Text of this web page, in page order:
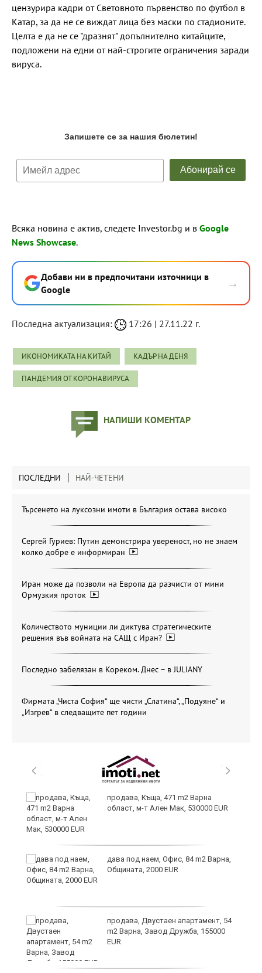
цензурира кадри от Световното първенство по футбол в
Катар, за да не се виждат лица без маски по стадионите.
Целта е да не се "дразнят" допълнително китайците,
подложени на едни от най-строгите ограничения заради
вируса.
Всяка новина е актив, следете Investor.bg и в Google
News Showcase.
Добави ни в предпочитани източници в
Google
→
Последна актуализация: 17:26 | 27.11.22 г.
ИКОНОМИКАТА НА КИТАЙ КАДЪР НА ДЕНЯ
ПАНДЕМИЯ ОТ КОРОНАВИРУСА
НАПИШИ КОМЕНТАР
ПОСЛЕДНИ НАЙ-ЧЕТЕНИ
Търсенето на луксозни имоти в България остава високо
Сергей Гуриев: Путин демонстрира увереност, но не знаем
колко добре е информиран
Иран може да позволи на Европа да разчисти от мини
Ормузкия проток
Количеството муниции ли диктува стратегическите
решения във войната на САЩ с Иран?
Последно забелязан в Кореком. Днес – в JULIANY
Фирмата „Чиста София“ ще чисти „Слатина“, „Подуяне“ и
„Изгрев“ в следващите пет години
продава, Къща, 471 m2 Варна
област, м-т Ален Мак, 530000 EUR
дава под наем, Офис, 84 m2 Варна,
Общината, 2000 EUR
продава, Двустаен апартамент, 54
m2 Варна, Завод Дружба, 155000
EUR